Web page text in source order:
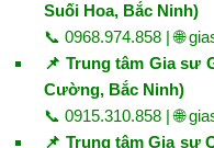
Suối Hoa, Bắc Ninh)
📞 0968.974.858 | 🌐
📌 Trung tâm Gia sư
Cường, Bắc Ninh)
📞 0915.310.858 | 🌐
📌 Trung tâm Gia sư